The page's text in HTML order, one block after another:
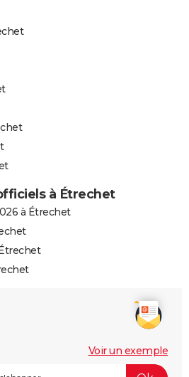
à Étrechet
à Étrechet
Voir un exemple